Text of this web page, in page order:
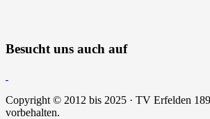
Besucht uns auch auf
Copyright © 2012 bis 2025 · TV Erfelden
vorbehalten.